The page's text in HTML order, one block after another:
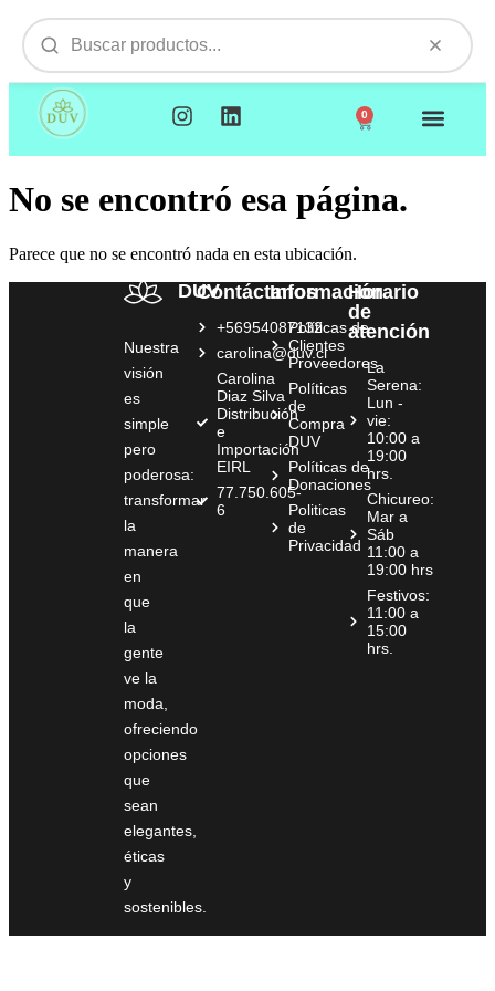
0
No se encontró esa página.
Parece que no se encontró nada en esta ubicación.
DUV
Nuestra
visión
es
simple
pero
poderosa:
transformar
la
manera
en
que
la
gente
ve la
moda,
ofreciendo
opciones
que
sean
elegantes,
éticas
y
sostenibles.
Contáctanos
+56954087132
carolina@duv.cl
Carolina
Diaz Silva
Distribución
e
Importación
EIRL
77.750.605-
6
Información
Políticas de
Clientes
Proveedores
Políticas
de
Compra
DUV
Políticas de
Donaciones
Politicas
de
Privacidad
Horario
de
atención
La
Serena:
Lun -
vie:
10:00 a
19:00
hrs.
Chicureo:
Mar a
Sáb
11:00 a
19:00 hrs
Festivos:
11:00 a
15:00
hrs.